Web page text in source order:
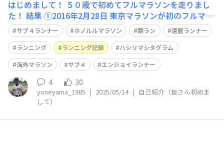
はじめまして！ ５０歳で初めてフルマラソンを走りまし
た！ 結果 ①2016年2月28日 東京マラソンが初のフルマラ
ソン出走～ 4時間34分44秒でした～ ②2016年3月13日 横
浜マラソンに出走～ 4時間50分05秒でした～ 58歳に再チ
ャレンジ！ ③2024年3月03日 東京マラソン8年ぶりの
サブ４ランナー ホノルルマラソン 朝ラン
還暦ランナー
ランニング
ランニング記録
ハシリマシタグラム
海外マラソン
サブ４ エンジョイランナー
4 30
yoneyama_1985 | 2025/05/14 | 自己紹介（皆さん初めま
して）